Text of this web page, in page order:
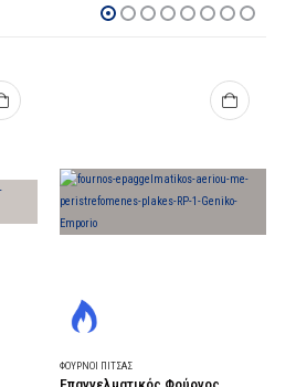
ΦΟΎΡΝΟΙ ΠΊΤΣΑΣ
Επαγγελματικός Φούρνος